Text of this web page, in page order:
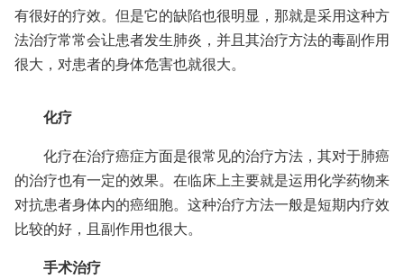
有很好的疗效。但是它的缺陷也很明显，那就是采用这种方
法治疗常常会让患者发生肺炎，并且其治疗方法的毒副作用
很大，对患者的身体危害也就很大。
化疗
化疗在治疗癌症方面是很常见的治疗方法，其对于肺癌
的治疗也有一定的效果。在临床上主要就是运用化学药物来
对抗患者身体内的癌细胞。这种治疗方法一般是短期内疗效
比较的好，且副作用也很大。
手术治疗